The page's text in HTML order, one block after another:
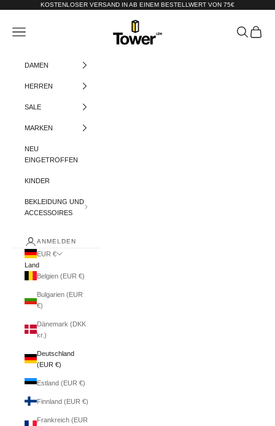
Zum Inhalt springenKOSTENLOSER VERSAND IN AB EINEM BESTELLWERT VON 75€
Tower-London.De
Menü Suchen
DAMEN
HERREN
SALE
MARKEN
NEU
EINGETROFFEN
KINDER
BEKLEIDUNG UND
ACCESSOIRES
ANMELDEN
EUR €
Land
Belgien (EUR €)
Bulgarien (EUR
€)
Dänemark (DKK
kr.)
Deutschland
(EUR €)
Estland (EUR €)
Finnland (EUR €)
Frankreich (EUR